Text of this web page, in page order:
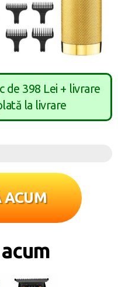
de 398 Lei + livrare
la livrare
ACUM